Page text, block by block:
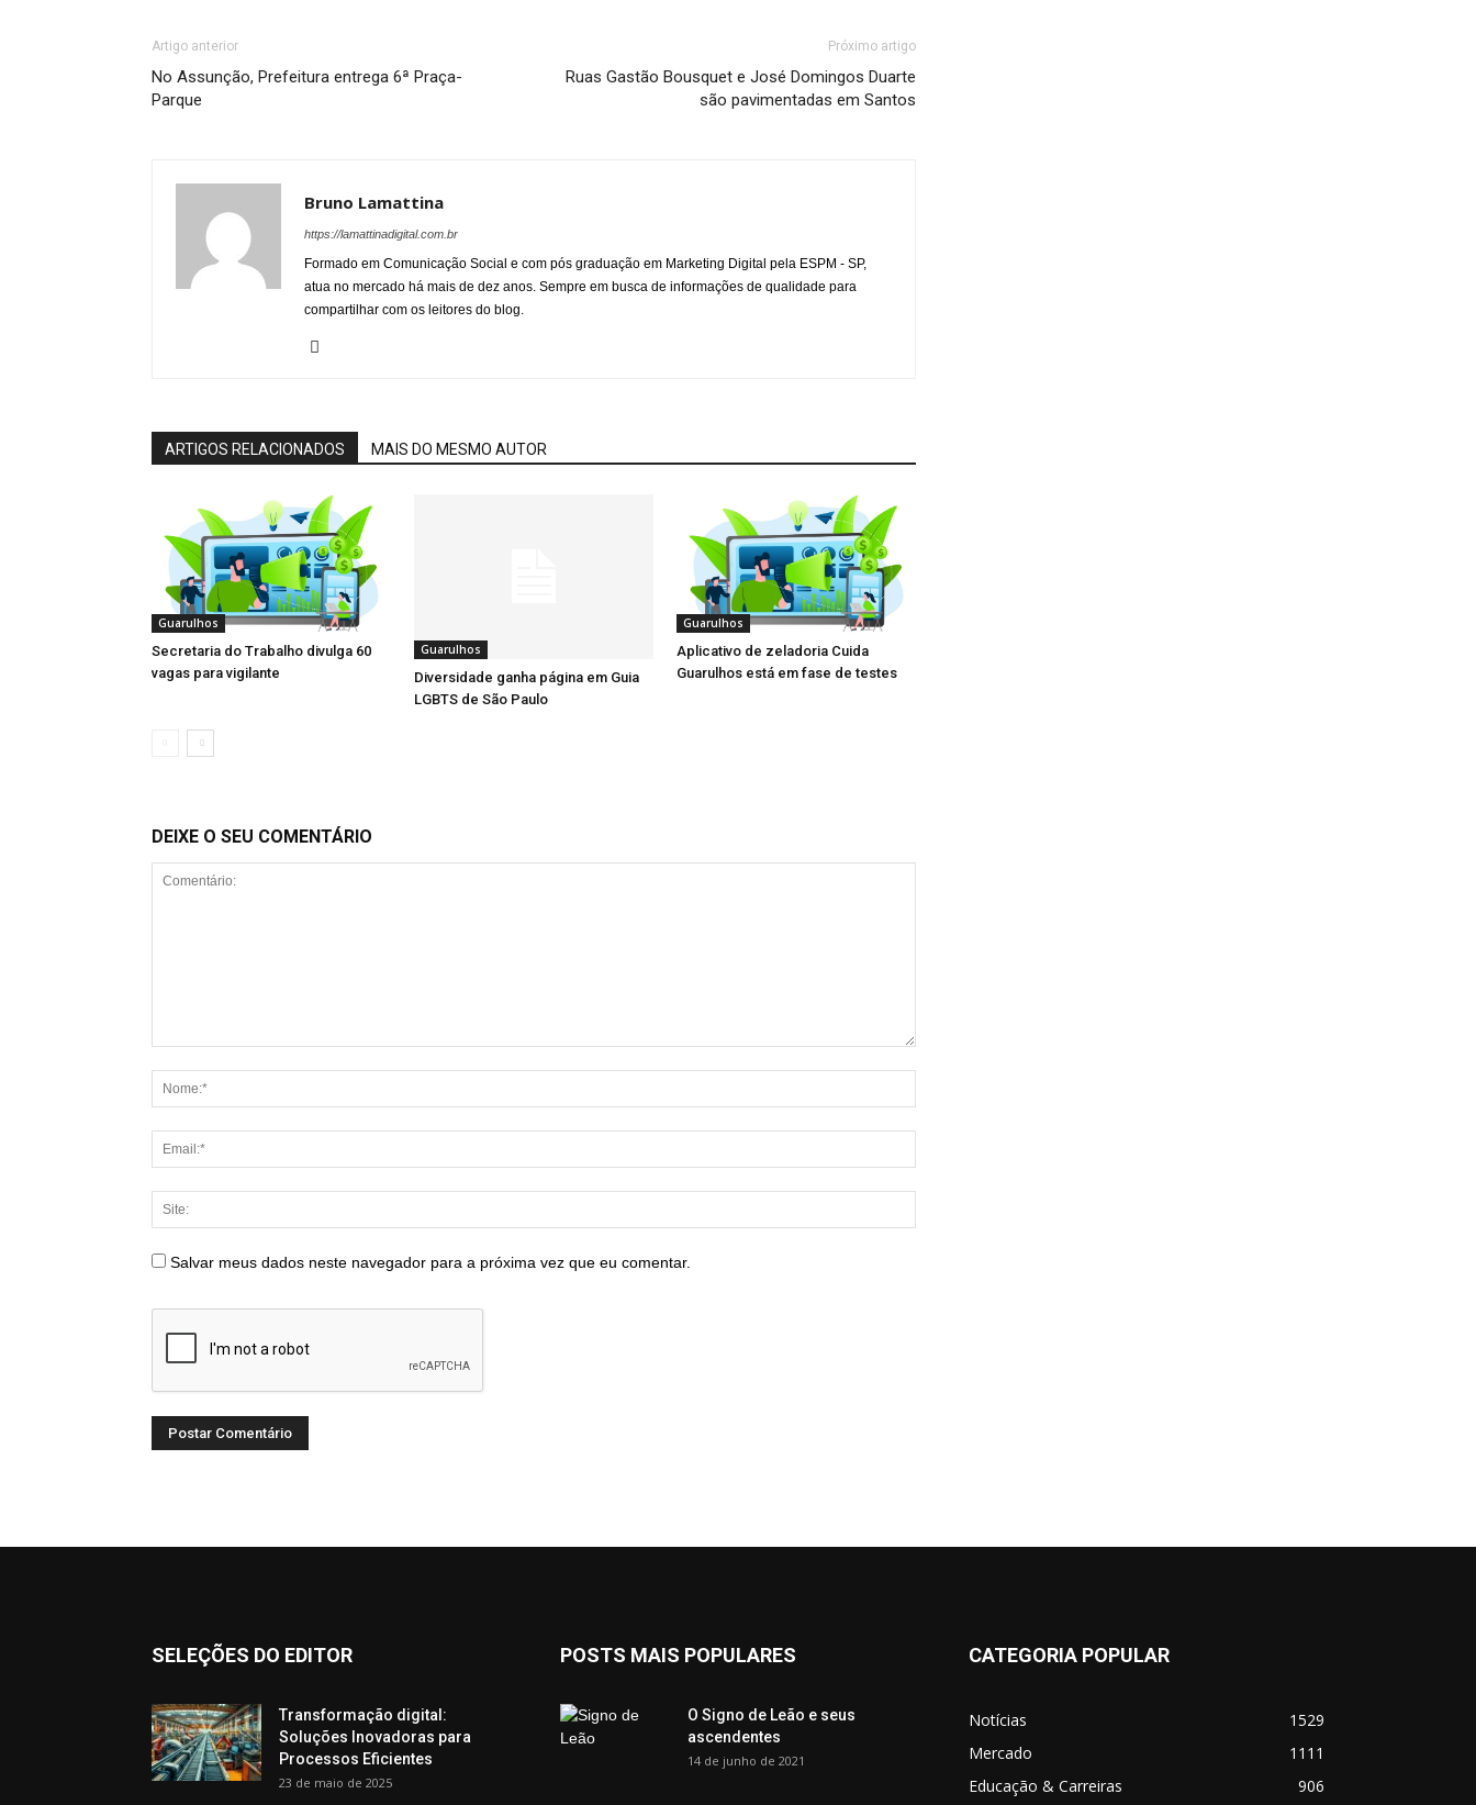
Artigo anterior
No Assunção, Prefeitura entrega 6ª Praça-
Parque
Próximo artigo
Ruas Gastão Bousquet e José Domingos Duarte
são pavimentadas em Santos
Bruno Lamattina
https://lamattinadigital.com.br
Formado em Comunicação Social e com pós graduação em Marketing Digital pela ESPM - SP,
atua no mercado há mais de dez anos. Sempre em busca de informações de qualidade para
compartilhar com os leitores do blog.
ARTIGOS RELACIONADOS MAIS DO MESMO AUTOR
Guarulhos
Secretaria do Trabalho divulga 60
vagas para vigilante
Guarulhos
Diversidade ganha página em Guia
LGBTS de São Paulo
Guarulhos
Aplicativo de zeladoria Cuida
Guarulhos está em fase de testes
DEIXE O SEU COMENTÁRIO
Salvar meus dados neste navegador para a próxima vez que eu comentar.
SELEÇÕES DO EDITOR
Transformação digital:
Soluções Inovadoras para
Processos Eficientes
23 de maio de 2025
POSTS MAIS POPULARES
O Signo de Leão e seus
ascendentes
14 de junho de 2021
CATEGORIA POPULAR
Notícias
1529
Mercado
1111
Educação & Carreiras
906